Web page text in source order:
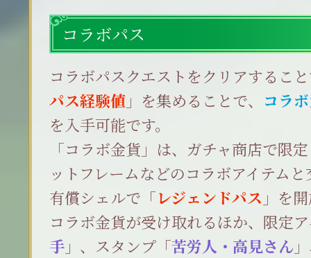
コラボパス
コラボパスクエストをクリアするこ
パス経験値 」を集めることで、 コラ
を入手可能です。
「コラボ金貨」は、ガチャ商店で限
ットフレームなどのコラボアイテム
有償シェルで「レジェンドパス 」を
コラボ金貨が受け取れるほか、限定
手 」、スタンプ「苦労人・高見さん